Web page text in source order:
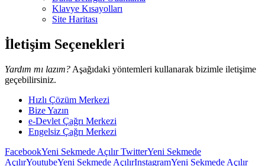
Klavye Kısayolları
Site Haritası
İletişim Seçenekleri
Yardım mı lazım? Aşağıdaki yöntemleri kullanarak bizimle iletişime
geçebilirsiniz.
Hızlı Çözüm Merkezi
Bize Yazın
e-Devlet Çağrı Merkezi
Engelsiz Çağrı Merkezi
FacebookYeni Sekmede AçılırTwitterYeni Sekmede
AçılırYoutubeYeni Sekmede AçılırInstagramYeni Sekmede Açılır